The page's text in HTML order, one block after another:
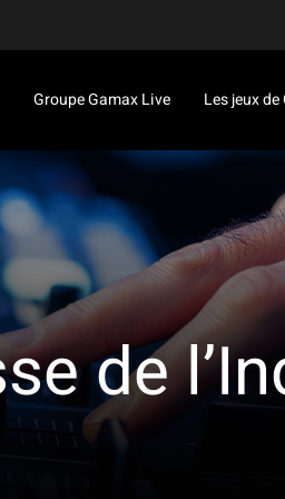
Groupe Gamax Live Les jeux
de